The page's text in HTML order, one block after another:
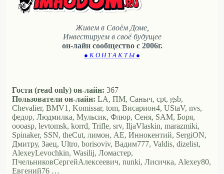
Живем в Своём Доме,
Инвестируем в своё будущее
он-лайн сообщество с 2006г.
● К О Н Т А К Т Ы ●
Гости (read only) он-лайн: 367
Пользователи он-лайн: LA, ПМ, Саныч, cpt, gsb,
Chevalier, BMV1, Komissar, tom, Висариoн4, UStaV, nvs,
федор, Людмилка, Мульсик, Флюр, Сеня, SAM, Боря,
oooasp, levtomsk, korrd, Trifle, srv, IljaVlaskin, marazmiki,
Spinaker, SSN, theCut, лимон, АЕ, Иннокентий, SergiON,
Дмитру, Заец, Ultro, borisoviv, Вадим777, Valdis, dizelist,
AlexeyLevochkin, Wasilij, Ломастер,
ПчельниковСергейАлексеевич, nunki, Лисичка, Alexey80,
Евгений76 …